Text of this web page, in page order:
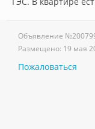
Объявление №
Размещено: 19 мая
Пожаловаться